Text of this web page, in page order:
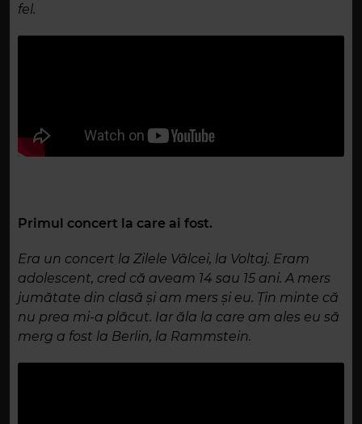
fel.
Primul concert la care ai fost.
Era un concert la Zilele Vâlcei, la Voltaj. Eram
adolescent, cred că aveam 14 sau 15 ani. A mers
jumătate din clasă și am mers și eu. Țin minte că
nu prea mi-a plăcut. Iar ăla la care am ales eu să
merg a fost la Berlin, la Rammstein.